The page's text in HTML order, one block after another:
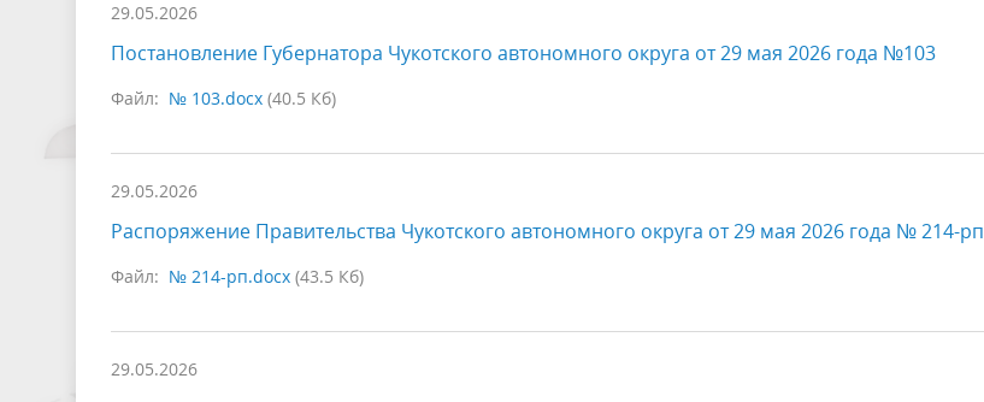
29.05.2026
Постановление Губернатора Чукотского автономного округа от 29 мая 2026 года №103
Файл: № 103.docx (40.5 Кб)
29.05.2026
Распоряжение Правительства Чукотского автономного округа от 29 мая 2026 года № 214-рп
Файл: № 214-рп.docx (43.5 Кб)
29.05.2026